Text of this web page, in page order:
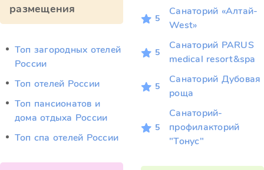
размещения
Топ загородных отелей
России
Топ отелей России
Топ пансионатов и
дома отдыха России
Топ спа отелей России
5
Санаторий «Алтай-
West»
5
Санаторий PARUS
medical resort&spa
5
Санаторий Дубовая
роща
5
Санаторий-
профилакторий
"Тонус"